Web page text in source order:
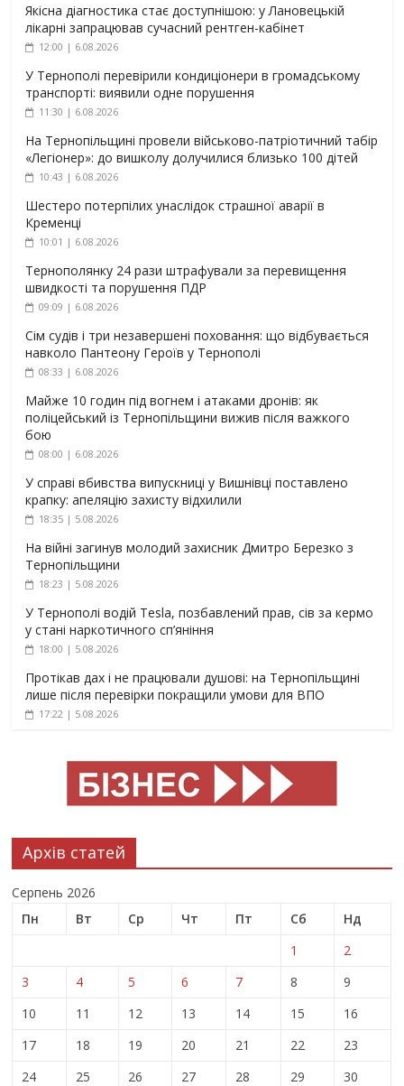
Якісна діагностика стає доступнішою: у Лановецькій
лікарні запрацював сучасний рентген-кабінет
12:00 | 6.08.2026
У Тернополі перевірили кондиціонери в громадському
транспорті: виявили одне порушення
11:30 | 6.08.2026
На Тернопільщині провели військово-патріотичний табір
«Легіонер»: до вишколу долучилися близько 100 дітей
10:43 | 6.08.2026
Шестеро потерпілих унаслідок страшної аварії в
Кременці
10:01 | 6.08.2026
Тернополянку 24 рази штрафували за перевищення
швидкості та порушення ПДР
09:09 | 6.08.2026
Сім судів і три незавершені поховання: що відбувається
навколо Пантеону Героїв у Тернополі
08:33 | 6.08.2026
Майже 10 годин під вогнем і атаками дронів: як
поліцейський із Тернопільщини вижив після важкого
бою
08:00 | 6.08.2026
У справі вбивства випускниці у Вишнівці поставлено
крапку: апеляцію захисту відхилили
18:35 | 5.08.2026
На війні загинув молодий захисник Дмитро Березко з
Тернопільщини
18:23 | 5.08.2026
У Тернополі водій Tesla, позбавлений прав, сів за кермо
у стані наркотичного сп’яніння
18:00 | 5.08.2026
Протікав дах і не працювали душові: на Тернопільщині
лише після перевірки покращили умови для ВПО
17:22 | 5.08.2026
Архів статей
Серпень 2026
Пн
Вт Ср Чт Пт Сб
Нд
1
2
3
4 5 6 7 8
9
10
11 12 13 14 15
16
17
18 19 20 21 22
23
24
25 26 27 28 29
30